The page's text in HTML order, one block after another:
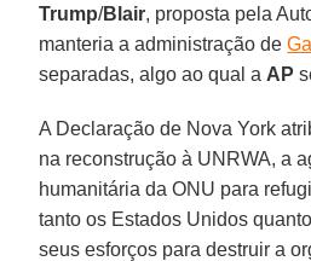
Trump/Blair, proposta pela
manteria a administração de
separadas, algo ao qual a AP
A Declaração de Nova York
na reconstrução à UNRWA, a
humanitária da ONU para
tanto os Estados Unidos
seus esforços para destruir a